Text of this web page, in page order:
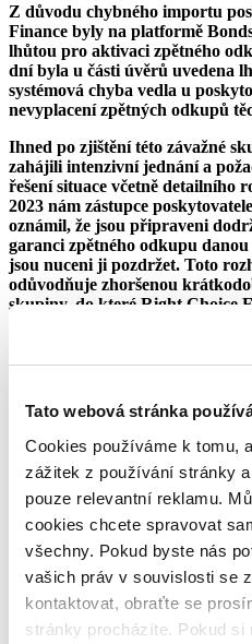
Tato webová stránka
Cookies používáme k tomu,
zážitek z používání stránky
pouze relevantní reklamu.
cookies chcete spravovat
všechny. Pokud byste nás
vašich práv v souvislosti se
kontaktovat, obraťte se
stránky procházíte. Pokud
Z důvodu chybného importu
Finance byly na platformě
lhůtou pro aktivaci zpětného
dní byla u části úvěrů uvedena
systémová chyba vedla u
nevyplacení zpětných odkupů
Ihned po zjištění této závažné
zahájili intenzivní jednání a
řešení situace včetně detailního
2023 nám zástupce
oznámil, že jsou připraveni
garanci zpětného odkupu
jsou nuceni ji pozdržet. Toto
odůvodňuje zhoršenou
skupiny, do které Right Choice
Z tohoto důvodu jsme
poskytovatele ze stupně A- na
platformě Bondster pozastavili
úvěrů od Right Choice Finance.
možné nabízet ani na
Přestože jsme u Right Choice
ratingu až na stupeň D,
firma má dostatečně silnou
problémy s likviditou, které
běžného monitoringu, brání
dlouhodobého hlediska je však
naznačuje, že by měla být
investorům v delším časovém